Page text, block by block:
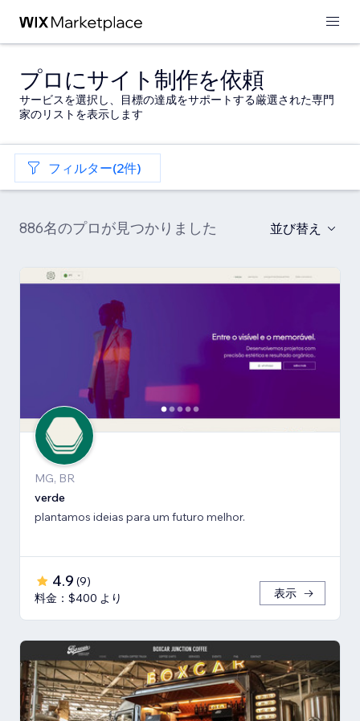
プロにサイト制作を依頼
サービスを選択し、目標の達成をサポートする厳選された専門
家のリストを表示します
フィルター(2件)
886名のプロが見つかりました 並び替え
MG, BR
verde
plantamos ideias para um futuro melhor.
4.9 (9)
料金：$400 より
表示